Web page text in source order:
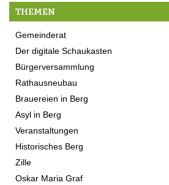
THEMEN
Gemeinderat
Der digitale Schaukasten
Bürgerversammlung
Rathausneubau
Brauereien in Berg
Asyl in Berg
Veranstaltungen
Historisches Berg
Zille
Oskar Maria Graf